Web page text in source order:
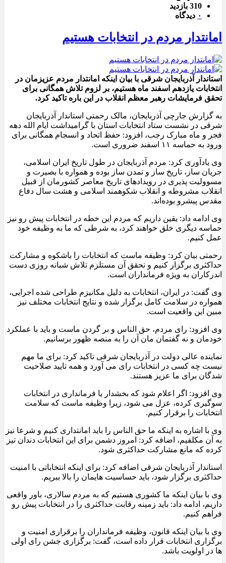
310 بازدید
۰ دیدگاه
امانتدار مردم در انتخابات هستیم
استاندار آذربایجان شرقی با بیان اینکه امانتدار مردم عزیزمان در
انتخابات یازدهم اسفند ماه هستیم، بر لزوم تلاش همگانی برای
تحقق فرمایشات رهبر معظم انقلاب در این باره تاکید کرد.
به گزارش جارچی آذربایجان، مالک رحمتی استاندار آذربایجان
شرقی در نشست ستاد انتخابات استان با گرامیداشت ایام الله دهه
فجر و ماه مبارک رجب، افزود: حفظ اتحاد و انسجام همگانی برای
ورود به حماسه ۱۱ اسفند ضروری است.
وی یادآوری کرد: مردم آذربایجان در طول تاریخ ایران اسلامی،
جریان ساز، تاریخ ساز و تمدن ساز بوده و همواره با بصیرت و
مسوولیت پذیری در رویدادهای تاریخ معاصر کشورمان از قبیل
انقلاب مشروطه و انقلاب شکوهمند اسلامی و هشت سال دفاع
مقدس پیشرو بوده‌اند.
وی ادامه داد: یقین داریم که مردم این خطه در انتخابات پیش رو نیز
حماسه دیگری خلق خواهند کرد، به شرطی که ما به وظیفه خود
عمل کنیم.
رحمتی بیان کرد: وظیفه ماست که انتخابات را باشکوه و مشارکت
حداکثری برگزار کنیم و تحقق آن مستلزم تلاش شبانه روزی دست
اندرکاران به ویژه فرمانداران است.
وی گفت: در ایران، انتخابات به دلیل مکانیزم طراحی شده اجرایی،
همواره در سلامت کامل برگزار شده و نتایج انتخابات مختلف نیز
مبین این واقعیت است.
وی افزود: رای مردم، حق الناس و بر گردن ماست و باید با عملکرد
خودمان و نه گفتمان مان آن را به منصه ظهور برسانیم.
نماینده عالی دولت در آذربایجان شرقی تاکید کرد: برای ما مهم
نیست چه کسی در انتخابات رای می آورد و همه تایید صلاحیت
شدگان برای ما عزیز هستند.
وی افزود: اگر اعلام شود که بخشدار یا فرمانداری در انتخابات
سوگیری کرده، عزل می شود، زیرا وظیفه ماست که سلامت
انتخابات را برقرار کنیم.
وی با اشاره به اینکه ما حق الناس را باید امانتداری کنیم و شرعا نیز
به آن مکلفیم، اضافه کرد: امروز دشمن برای این انتخابات دندان تیز
کرده که مانع مشارکت حداکثری شود.
استاندار آذربایجان شرقی اضافه کرد: برای اینکه انتخاباتی با امنیت
حداکثری برگزار شود، باید حساسیت هایمان را بالا ببریم.
وی با بیان اینکه ما کشوری هستیم که به مردم سالاری، باور واقعی
داریم، ادامه داد: باید زمینه رقابت حداکثری را در انتخابات پیش رو
فراهم کنیم.
وی با بیان اینکه قانون، وظیفه فرمانداران را برقراری امنیت و
برگزاری انتخابات قرار داده است، گفت: برگزاری جشن رای اولی
ها در اولویت باشد.